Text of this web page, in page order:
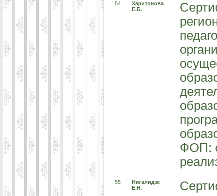
54
Харитонова
Е.Б.
ФОП:
55
Нигалидзе
Е.Н.